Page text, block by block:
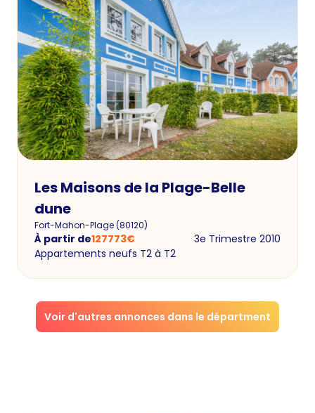
Les Maisons de la Plage-Belle
dune
Fort-Mahon-Plage(80120)
À partir de127773€
3e Trimestre 2010
Appartements neufs T2 à T2
Voir d'autres annonces dans le départment